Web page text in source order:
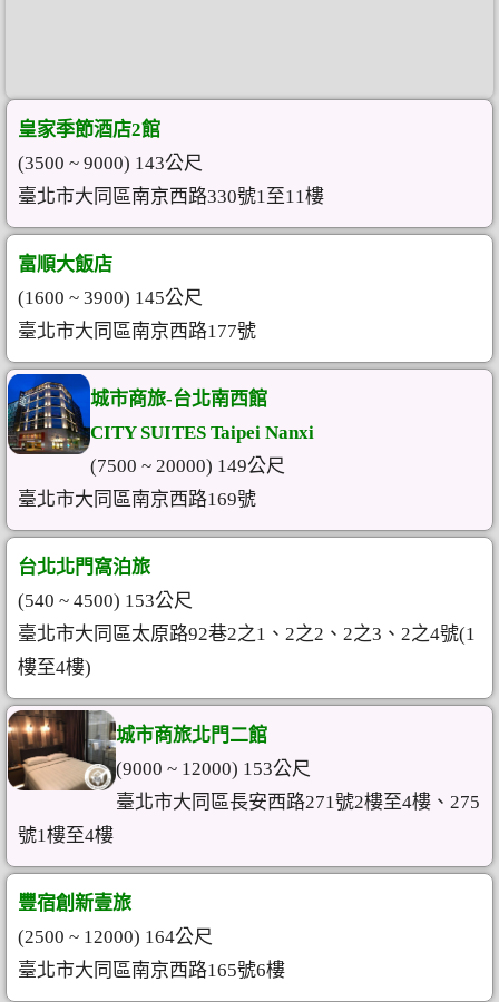
皇家季節酒店2館
(3500 ~ 9000) 143公尺
臺北市大同區南京西路330號1至11樓
富順大飯店
(1600 ~ 3900) 145公尺
臺北市大同區南京西路177號
城市商旅-台北南西館
CITY SUITES Taipei Nanxi
(7500 ~ 20000) 149公尺
臺北市大同區南京西路169號
台北北門窩泊旅
(540 ~ 4500) 153公尺
臺北市大同區太原路92巷2之1、2之2、2之3、2之4號(1
樓至4樓)
城市商旅北門二館
(9000 ~ 12000) 153公尺
臺北市大同區長安西路271號2樓至4樓、275
號1樓至4樓
豐宿創新壹旅
(2500 ~ 12000) 164公尺
臺北市大同區南京西路165號6樓